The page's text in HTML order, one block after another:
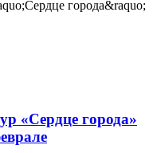
«Сердце города»